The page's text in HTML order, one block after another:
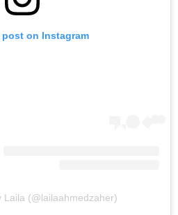
on Instagram
Laila (@lailaahmedzaher)